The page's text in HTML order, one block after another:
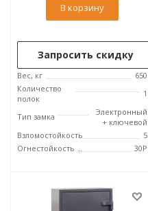
В корзину
Запросить скидку
Вес, кг
650
Количество
полок
1
Тип замка
Электронный
+ ключевой
Взломостойкость
5
Огнестойкость
30P